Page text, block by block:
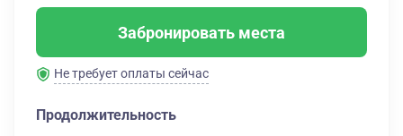
Забронировать места
Не требует оплаты сейчас
Продолжительность